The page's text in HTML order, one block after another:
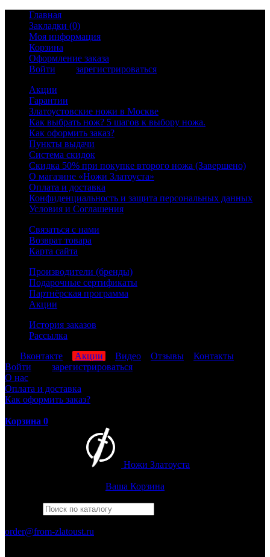
Главная
Закладки (0)
Моя информация
Корзина
Оформление заказа
Войти
зарегистрироваться
Акции
Гарантии
Златоустовские ножи в Москве
Как выбрать нож? 5 шагов к выбору ножа.
Как оформить заказ?
Пункты выдачи
Система скидок
Скидка 50% при покупке второго ножа (Завершено)
О магазине «Ножи Златоуста»
Оплата и доставка
Конфиденциальность и защита персональных данных
Условия и Соглашения
Связаться с нами
Возврат товара
Карта сайта
Производители (бренды)
Подарочные сертификаты
Партнёрская программа
Акции
История заказов
Рассылка
Вконтакте Акции Видео Отзывы
Контакты
Войти
зарегистрироваться
О нас
Оплата и доставка
Как оформить заказ?
Корзина 0
Ножи Златоуста
Ваша Корзина
order@from-zlatoust.ru